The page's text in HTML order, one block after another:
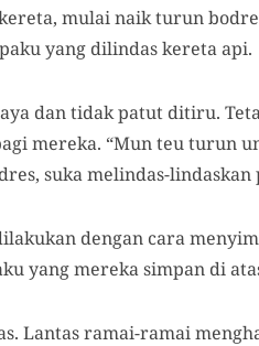
mulai naik turun
yang dilindas kereta api.
dan tidak patut ditiru.
mereka. “Mun teu turun
suka melindas-lindaskan
dengan cara
yang mereka simpan di
Lantas ramai-ramai